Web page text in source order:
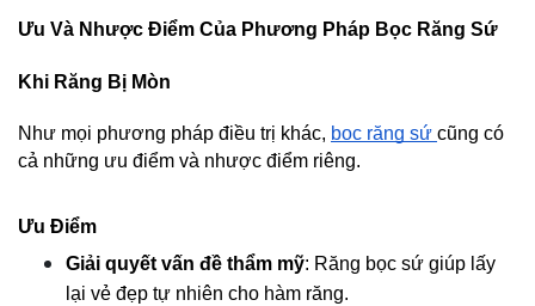
Ưu Và Nhược Điểm Của Phương Pháp Bọc Răng Sứ
Khi Răng Bị Mòn
Như mọi phương pháp điều trị khác, bọc răng sứ cũng có
cả những ưu điểm và nhược điểm riêng.
Ưu Điểm
Giải quyết vấn đề thẩm mỹ: Răng bọc sứ giúp lấy
lại vẻ đẹp tự nhiên cho hàm răng.